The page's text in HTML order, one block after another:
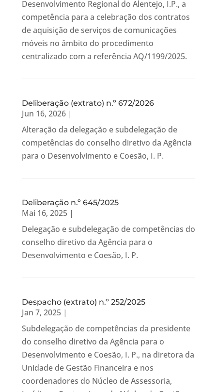
Desenvolvimento Regional do Alentejo, I.P., a
competência para a celebração dos contratos
de aquisição de serviços de comunicações
móveis no âmbito do procedimento
centralizado com a referência AQ/1199/2025.
Deliberação (extrato) n.º 672/2026
Jun 16, 2026|
Alteração da delegação e subdelegação de
competências do conselho diretivo da Agência
para o Desenvolvimento e Coesão, I. P.
Deliberação n.º 645/2025
Mai 16, 2025|
Delegação e subdelegação de competências do
conselho diretivo da Agência para o
Desenvolvimento e Coesão, I. P.
Despacho (extrato) n.º 252/2025
Jan 7, 2025|
Subdelegação de competências da presidente
do conselho diretivo da Agência para o
Desenvolvimento e Coesão, I. P., na diretora da
Unidade de Gestão Financeira e nos
coordenadores do Núcleo de Assessoria,